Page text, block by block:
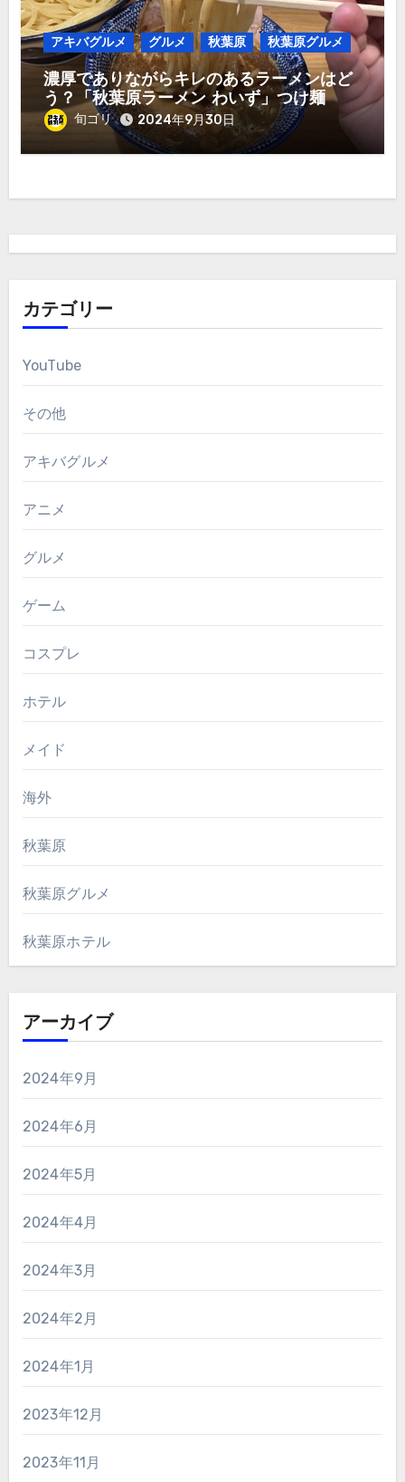
アキバグルメ グルメ 秋葉原 秋葉原グルメ
濃厚でありながらキレのあるラーメンはど
う？「秋葉原ラーメン わいず」つけ麺
1,000円！
旬ゴリ 2024年9月30日
カテゴリー
YouTube
その他
アキバグルメ
アニメ
グルメ
ゲーム
コスプレ
ホテル
メイド
海外
秋葉原
秋葉原グルメ
秋葉原ホテル
アーカイブ
2024年9月
2024年6月
2024年5月
2024年4月
2024年3月
2024年2月
2024年1月
2023年12月
2023年11月